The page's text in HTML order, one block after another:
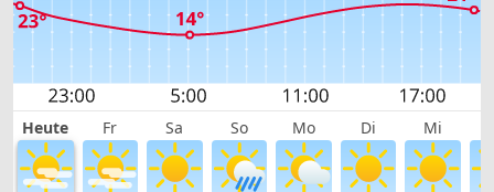
Heute Fr Sa So Mo Di Mi